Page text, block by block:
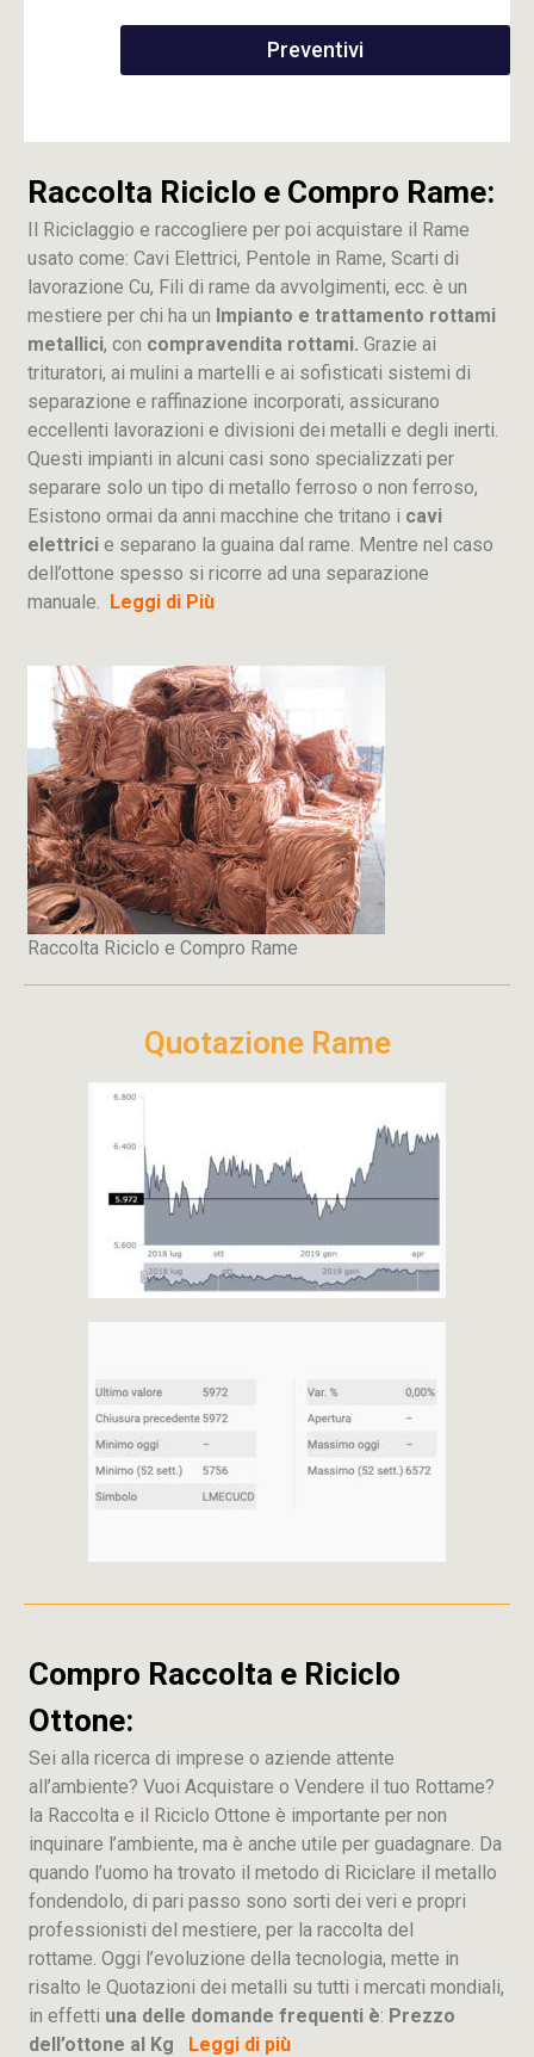
Preventivi
Raccolta Riciclo e Compro Rame:
Il Riciclaggio e raccogliere per poi acquistare il Rame
usato come: Cavi Elettrici, Pentole in Rame, Scarti di
lavorazione Cu, Fili di rame da avvolgimenti, ecc. è un
mestiere per chi ha un Impianto e trattamento rottami
metallici, con compravendita rottami. Grazie ai
trituratori, ai mulini a martelli e ai sofisticati sistemi di
separazione e raffinazione incorporati, assicurano
eccellenti lavorazioni e divisioni dei metalli e degli inerti.
Questi impianti in alcuni casi sono specializzati per
separare solo un tipo di metallo ferroso o non ferroso,
Esistono ormai da anni macchine che tritano i cavi
elettrici e separano la guaina dal rame. Mentre nel caso
dell’ottone spesso si ricorre ad una separazione
manuale. Leggi di Più
Raccolta Riciclo e Compro Rame
Quotazione Rame
Compro Raccolta e Riciclo
Ottone:
Sei alla ricerca di imprese o aziende attente
all’ambiente? Vuoi Acquistare o Vendere il tuo Rottame?
la Raccolta e il Riciclo Ottone è importante per non
inquinare l’ambiente, ma è anche utile per guadagnare. Da
quando l’uomo ha trovato il metodo di Riciclare il metallo
fondendolo, di pari passo sono sorti dei veri e propri
professionisti del mestiere, per la raccolta del
rottame. Oggi l’evoluzione della tecnologia, mette in
risalto le Quotazioni dei metalli su tutti i mercati mondiali,
in effetti una delle domande frequenti è: Prezzo
dell’ottone al Kg Leggi di più